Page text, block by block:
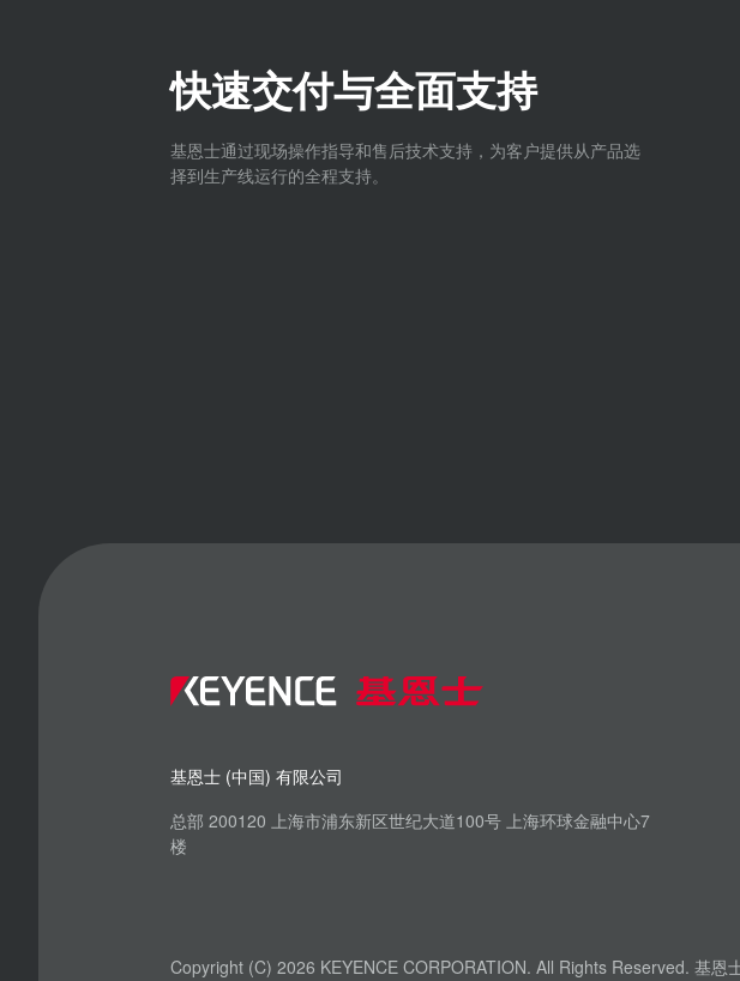
快速交付与全面支持
基恩士通过现场操作指导和售后技术支持，为客户提供从产品选
择到生产线运行的全程支持。
基恩士 (中国) 有限公司
总部 200120 上海市浦东新区世纪大道100号 上海环球金融中心7
楼
Copyright (C) 2026 KEYENCE CORPORATION. All Rights Reserved. 基恩